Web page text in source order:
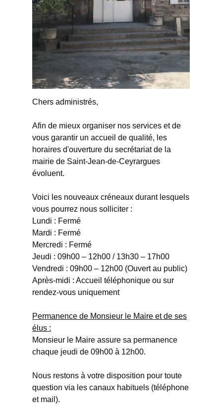
Chers administrés,
Afin de mieux organiser nos services et de
vous garantir un accueil de qualité, les
horaires d'ouverture du secrétariat de la
mairie de Saint-Jean-de-Ceyrargues
évoluent.
Voici les nouveaux créneaux durant lesquels
vous pourrez nous solliciter :
Lundi : Fermé
Mardi : Fermé
Mercredi : Fermé
Jeudi : 09h00 – 12h00 / 13h30 – 17h00
Vendredi : 09h00 – 12h00 (Ouvert au public)
Après-midi : Accueil téléphonique ou sur
rendez-vous uniquement
Permanence de Monsieur le Maire et de ses
élus :
Monsieur le Maire assure sa permanence
chaque jeudi de 09h00 à 12h00.
​​​​​​​Nous restons à votre disposition pour toute
question via les canaux habituels (téléphone
et mail).